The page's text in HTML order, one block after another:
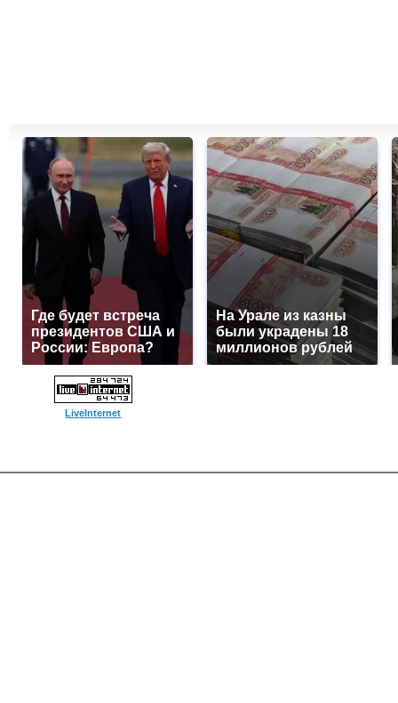
Где будет встреча
президентов США и
России: Европа?
На Урале из казны
были украдены 18
миллионов рублей
LiveInternet